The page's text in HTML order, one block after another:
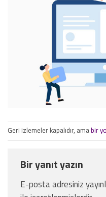
Geri izlemeler kapalıdır, amabir
Bir yanıt yazın
E-posta adresiniz